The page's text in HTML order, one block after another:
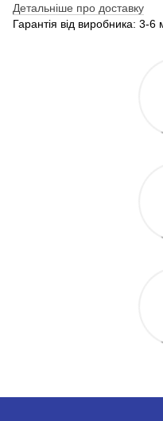
Детальніше про доставку
Гарантія від виробника: 3-6